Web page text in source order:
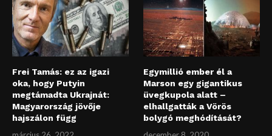
Frei Tamás: ez az igazi
oka, hogy Putyin
megtámadta Ukrajnát:
Magyarország jövője
hajszálon függ
Egymillió ember él a
Marson egy gigantikus
üvegkupola alatt –
elhallgatták a Vörös
bolygó meghódítását?